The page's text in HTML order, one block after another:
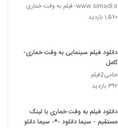
www.simadl.ir- فیلم به وقت خماری
۱,۵۷۰ بازدید
دانلود فیلم سینمایی به وقت خماری-
کامل
حامی2فیلم
۳۹۲ بازدید
دانلود فیلم به وقت خماری با لینک
مستقیم - سیما دانلود -*- سیما دانلود